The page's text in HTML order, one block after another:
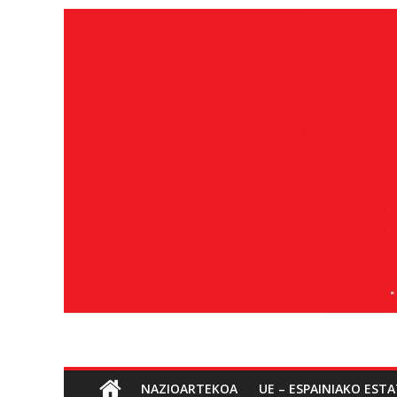
Sozialismoa
NAZIOARTEKOA UE – ESPAINIAKO